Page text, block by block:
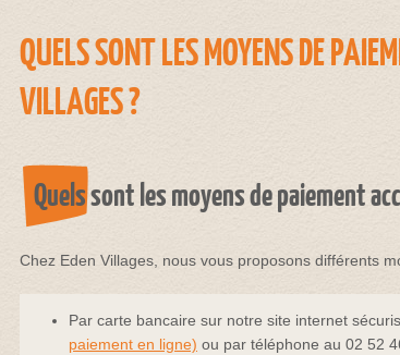
QUELS SONT LES MOYENS DE
VILLAGES ?
Quels sont les moyens de paiement
Chez Eden Villages, nous vous proposons différents
Par carte bancaire sur notre site internet
paiement en ligne) ou par téléphone au 02 52